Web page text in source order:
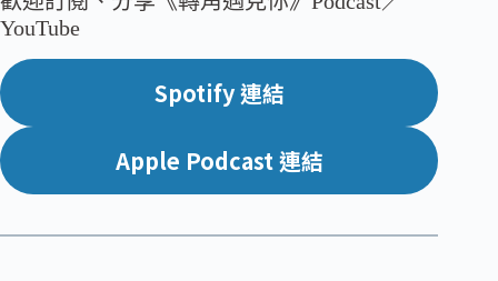
YouTube
Spotify 連結
Apple Podcast 連結